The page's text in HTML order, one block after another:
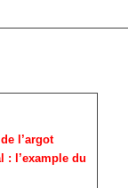
l’argot
: l’example du